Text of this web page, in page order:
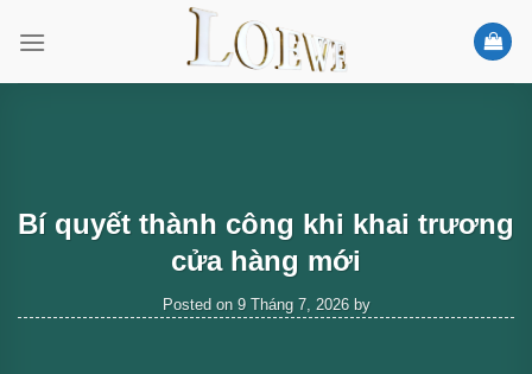
Bí quyết thành công khi khai trương
cửa hàng mới
Posted on 9 Tháng 7, 2026by